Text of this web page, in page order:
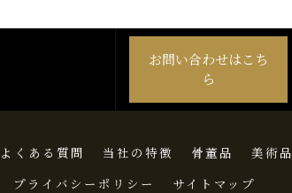
お問い合わせはこち
ら
よくある質問 当社の特徴 骨董品 美術品
プライバシーポリシー サイトマップ